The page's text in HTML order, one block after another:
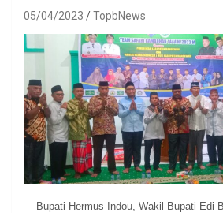
05/04/2023 TopbNews
Bupati Hermus Indou, Wakil Bupati Edi